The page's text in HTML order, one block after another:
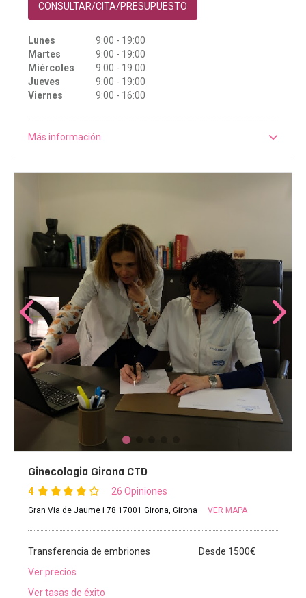
CONSULTAR/CITA/PRESUPUESTO
Lunes
9:00 - 19:00
Martes
9:00 - 19:00
Miércoles
9:00 - 19:00
Jueves
9:00 - 19:00
Viernes
9:00 - 16:00
Más información
Ginecologia Girona CTD
4 26 Opiniones
Gran Via de Jaume i 78 17001 Girona, Girona VER MAPA
Transferencia de embriones
Desde 1500€
Ver precios
Ver tasas de éxito